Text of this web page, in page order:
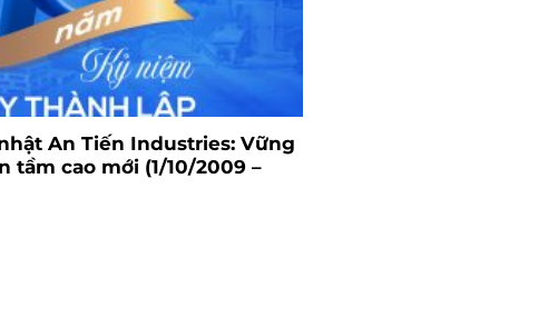
An Tiến Industries: Vững
tầm cao mới (1/10/2009 –